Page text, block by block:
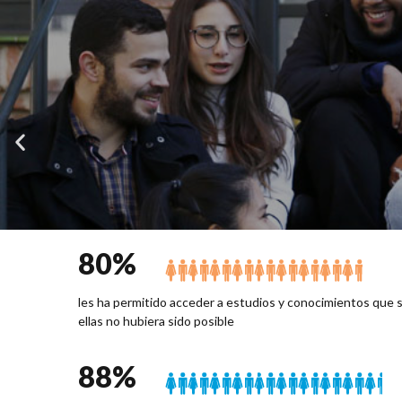
80%
les ha permitido acceder a estudios y conocimientos que
ellas no hubiera sido posible
88%